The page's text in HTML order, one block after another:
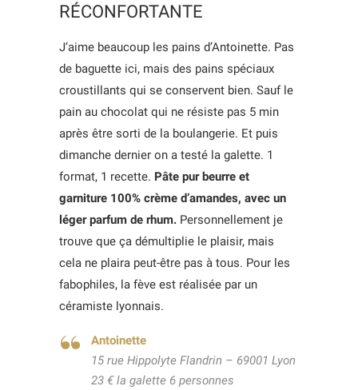
RÉCONFORTANTE
J’aime beaucoup les pains d’Antoinette. Pas
de baguette ici, mais des pains spéciaux
croustillants qui se conservent bien. Sauf le
pain au chocolat qui ne résiste pas 5 min
après être sorti de la boulangerie. Et puis
dimanche dernier on a testé la galette. 1
format, 1 recette. Pâte pur beurre et
garniture 100% crème d’amandes, avec un
léger parfum de rhum. Personnellement je
trouve que ça démultiplie le plaisir, mais
cela ne plaira peut-être pas à tous. Pour les
fabophiles, la fève est réalisée par un
céramiste lyonnais.
Antoinette
15 rue Hippolyte Flandrin – 69001 Lyon
23 € la galette 6 personnes